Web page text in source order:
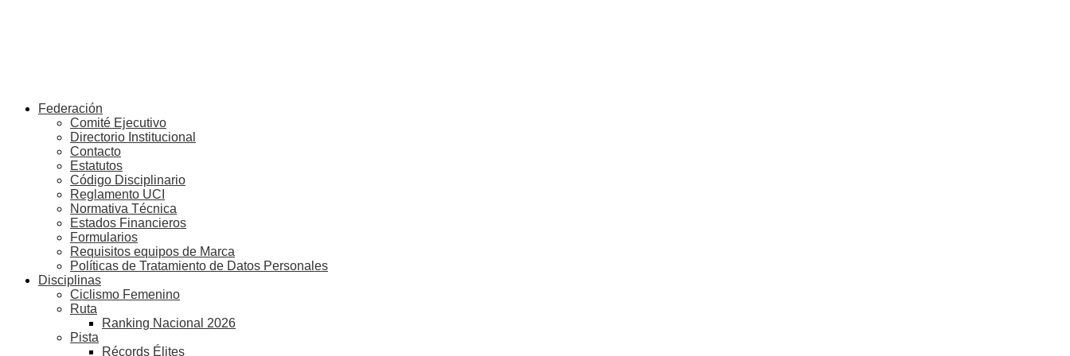
Federación
Comité Ejecutivo
Directorio Institucional
Contacto
Estatutos
Código Disciplinario
Reglamento UCI
Normativa Técnica
Estados Financieros
Formularios
Requisitos equipos de Marca
Políticas de Tratamiento de Datos Personales
Disciplinas
Ciclismo Femenino
Ruta
Ranking Nacional 2026
Pista
Récords Élites